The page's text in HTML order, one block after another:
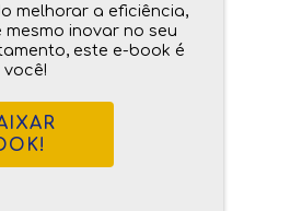
melhorar a eficiência,
inovar no seu
este e-book é